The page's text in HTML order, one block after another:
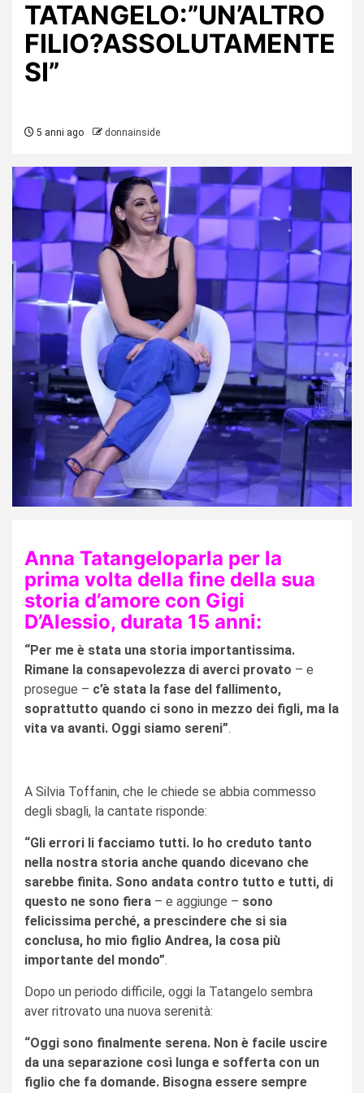
TATANGELO:”UN’ALTRO
FILIO?ASSOLUTAMENTE
SI”
5 anni ago donnainside
Anna Tatangeloparla per la
prima volta della fine della sua
storia d’amore con Gigi
D’Alessio, durata 15 anni:
“Per me è stata una storia importantissima.
Rimane la consapevolezza di averci provato – e
prosegue – c’è stata la fase del fallimento,
soprattutto quando ci sono in mezzo dei figli, ma la
vita va avanti. Oggi siamo sereni”.
A Silvia Toffanin, che le chiede se abbia commesso
degli sbagli, la cantate risponde:
“Gli errori li facciamo tutti. Io ho creduto tanto
nella nostra storia anche quando dicevano che
sarebbe finita. Sono andata contro tutto e tutti, di
questo ne sono fiera – e aggiunge – sono
felicissima perché, a prescindere che si sia
conclusa, ho mio figlio Andrea, la cosa più
importante del mondo”.
Dopo un periodo difficile, oggi la Tatangelo sembra
aver ritrovato una nuova serenità:
“Oggi sono finalmente serena. Non è facile uscire
da una separazione così lunga e sofferta con un
figlio che fa domande. Bisogna essere sempre